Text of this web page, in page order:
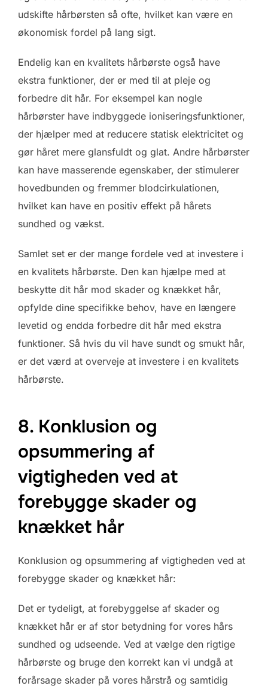
udskifte hårbørsten så ofte, hvilket kan være en
økonomisk fordel på lang sigt.
Endelig kan en kvalitets hårbørste også have
ekstra funktioner, der er med til at pleje og
forbedre dit hår. For eksempel kan nogle
hårbørster have indbyggede ioniseringsfunktioner,
der hjælper med at reducere statisk elektricitet og
gør håret mere glansfuldt og glat. Andre hårbørster
kan have masserende egenskaber, der stimulerer
hovedbunden og fremmer blodcirkulationen,
hvilket kan have en positiv effekt på hårets
sundhed og vækst.
Samlet set er der mange fordele ved at investere i
en kvalitets hårbørste. Den kan hjælpe med at
beskytte dit hår mod skader og knækket hår,
opfylde dine specifikke behov, have en længere
levetid og endda forbedre dit hår med ekstra
funktioner. Så hvis du vil have sundt og smukt hår,
er det værd at overveje at investere i en kvalitets
hårbørste.
8. Konklusion og
opsummering af
vigtigheden ved at
forebygge skader og
knækket hår
Konklusion og opsummering af vigtigheden ved at
forebygge skader og knækket hår:
Det er tydeligt, at forebyggelse af skader og
knækket hår er af stor betydning for vores hårs
sundhed og udseende. Ved at vælge den rigtige
hårbørste og bruge den korrekt kan vi undgå at
forårsage skader på vores hårstrå og samtidig